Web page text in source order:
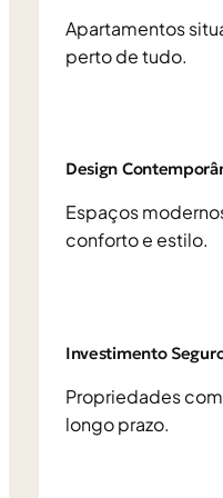
Apartamentos
perto de tudo.
Design
Espaços
conforto e estilo.
Investimento
Propriedades
longo prazo.